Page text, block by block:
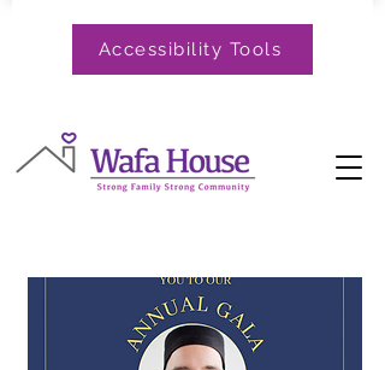
Accessibility Tools